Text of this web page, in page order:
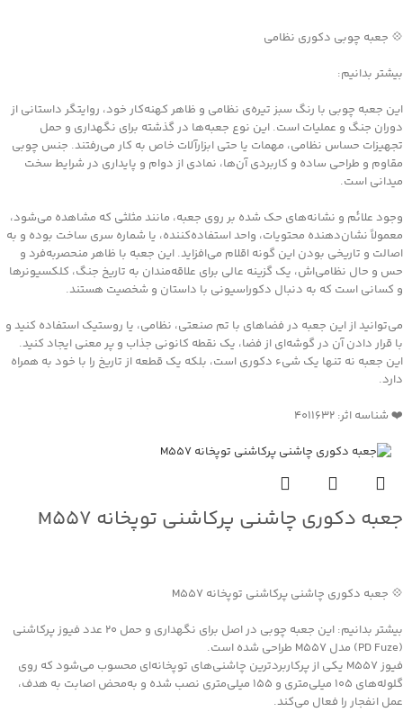
💠 جعبه چوبی دکوری نظامی
بیشتر بدانیم:
این جعبه چوبی با رنگ سبز تیره‌ی نظامی و ظاهر کهنه‌کار خود، روایتگر داستانی از
دوران جنگ و عملیات است. این نوع جعبه‌ها در گذشته برای نگهداری و حمل
تجهیزات حساس نظامی، مهمات یا حتی ابزارآلات خاص به کار می‌رفتند. جنس چوبی
مقاوم و طراحی ساده و کاربردی آن‌ها، نمادی از دوام و پایداری در شرایط سخت
میدانی است.
وجود علائم و نشانه‌های حک شده بر روی جعبه، مانند مثلثی که مشاهده می‌شود،
معمولاً نشان‌دهنده محتویات، واحد استفاده‌کننده، یا شماره سری ساخت بوده و به
اصالت و تاریخی بودن این گونه اقلام می‌افزاید. این جعبه با ظاهر منحصربه‌فرد و
حس و حال نظامی‌اش، یک گزینه عالی برای علاقه‌مندان به تاریخ جنگ، کلکسیونرها
و کسانی است که به دنبال دکوراسیونی با داستان و شخصیت هستند.
می‌توانید از این جعبه در فضاهای با تم صنعتی، نظامی، یا روستیک استفاده کنید و
با قرار دادن آن در گوشه‌ای از فضا، یک نقطه کانونی جذاب و پر معنی ایجاد کنید.
این جعبه نه تنها یک شیء دکوری است، بلکه یک قطعه از تاریخ را با خود به همراه
دارد.
❤️ شناسه اثر: ۴۰۱۱۶۳۲
جعبه دکوری چاشنی پرکاشنی توپخانه M557
💠 جعبه دکوری چاشنی پرکاشنی توپخانه M557
بیشتر بدانیم: این جعبه چوبی در اصل برای نگهداری و حمل ۲۰ عدد فیوز پرکاشنی
(PD Fuze) مدل M557 طراحی شده است.
فیوز M557 یکی از پرکاربردترین چاشنی‌های توپخانه‌ای محسوب می‌شود که روی
گلوله‌های ۱۰۵ میلی‌متری و ۱۵۵ میلی‌متری نصب شده و به‌محض اصابت به هدف،
عمل انفجار را فعال می‌کند.